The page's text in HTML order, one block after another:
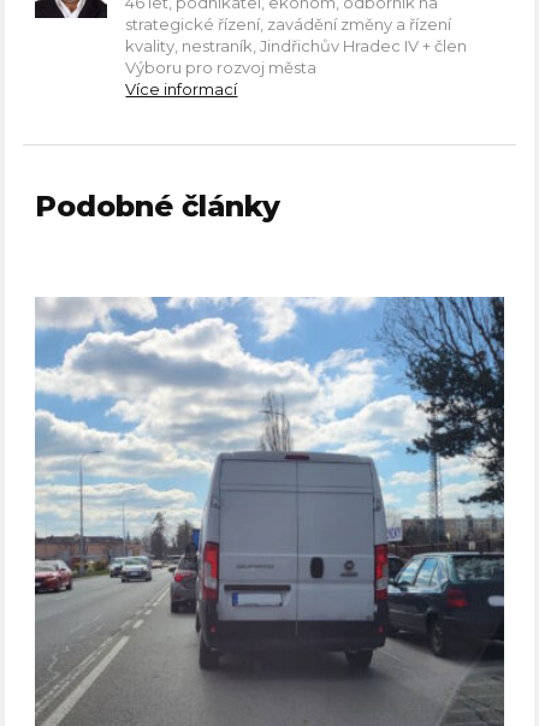
strategické řízení, zavádění změny a řízení
kvality, nestraník, Jindřichův Hradec IV + člen
Výboru pro rozvoj města
Více informací
Podobné články